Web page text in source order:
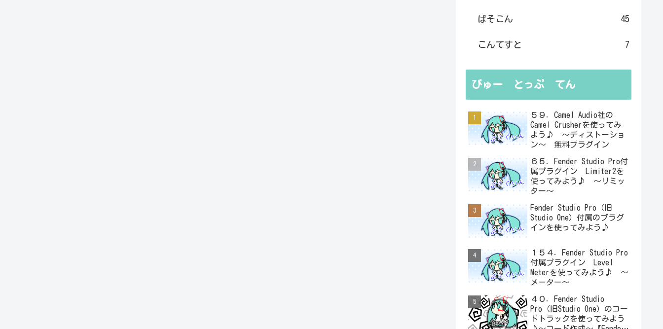
ぱそこん 45
こんてすと 7
びゅー とっぷ てん
５９．Camel Audio社の
Camel Crusherを使ってみ
よう♪ ～ディストーショ
ン～ 無料プラグイン
６５．Fender Studio Pro付
属プラグイン Limiter2を
使ってみよう♪ ～リミッ
ター～
Fender Studio Pro（旧
Studio One）付属のプラグ
インを使ってみよう♪
１５４．Fender Studio Pro
付属プラグイン Level
Meterを使ってみよう♪ ～
メーター～
４０．Fender Studio
Pro（旧Studio One）のコー
ドトラックを使ってみよう